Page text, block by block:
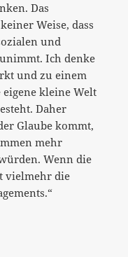
Das
Weise, dass
und
Ich denke
und zu einem
kleine Welt
Daher
Glaube kommt,
mehr
Wenn die
vielmehr die